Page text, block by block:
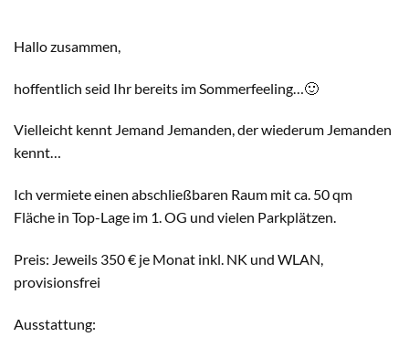
Hallo zusammen,
hoffentlich seid Ihr bereits im Sommerfeeling…🙂
Vielleicht kennt Jemand Jemanden, der wiederum Jemanden
kennt…
Ich vermiete einen abschließbaren Raum mit ca. 50 qm
Fläche in Top-Lage im 1. OG und vielen Parkplätzen.
Preis: Jeweils 350 € je Monat inkl. NK und WLAN,
provisionsfrei
Ausstattung: